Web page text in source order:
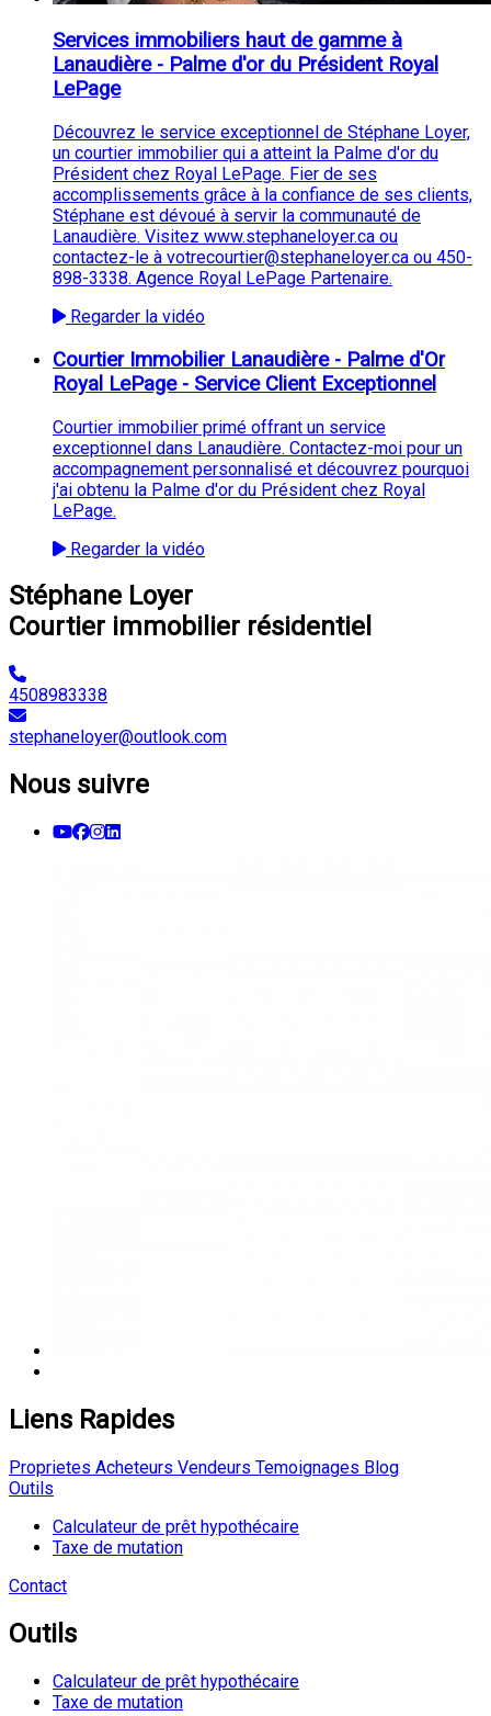
Services immobiliers haut de gamme à
Lanaudière - Palme d'or du Président Royal
LePage
Découvrez le service exceptionnel de Stéphane Loyer,
un courtier immobilier qui a atteint la Palme d'or du
Président chez Royal LePage. Fier de ses
accomplissements grâce à la confiance de ses clients,
Stéphane est dévoué à servir la communauté de
Lanaudière. Visitez www.stephaneloyer.ca ou
contactez-le à votrecourtier@stephaneloyer.ca ou 450-
898-3338. Agence Royal LePage Partenaire.
Regarder la vidéo
Courtier Immobilier Lanaudière - Palme d'Or
Royal LePage - Service Client Exceptionnel
Courtier immobilier primé offrant un service
exceptionnel dans Lanaudière. Contactez-moi pour un
accompagnement personnalisé et découvrez pourquoi
j'ai obtenu la Palme d'or du Président chez Royal
LePage.
Regarder la vidéo
Stéphane Loyer
Courtier immobilier résidentiel
4508983338
stephaneloyer@outlook.com
Nous suivre
Liens Rapides
Proprietes Acheteurs Vendeurs Temoignages Blog
Outils
Calculateur de prêt hypothécaire
Taxe de mutation
Contact
Outils
Calculateur de prêt hypothécaire
Taxe de mutation